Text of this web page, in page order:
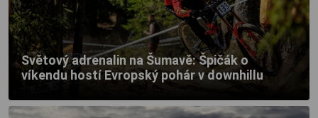
Světový adrenalin na Šumavě: Špičák o
víkendu hostí Evropský pohár v downhillu